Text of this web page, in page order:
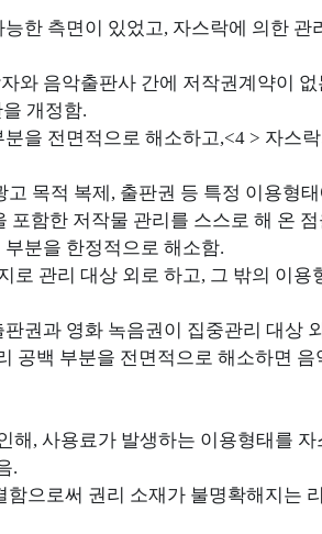
한 측면이 있었고, 자스락에 의한 관
와 음악출판사 간에 저작권계약이
개정함.
을 전면적으로 해소하고,<4 > 자스
목적 복제, 출판권 등 특정 이용형
함한 저작물 관리를 스스로 해 온
분을 한정적으로 해소함.
관리 대상 외로 하고, 그 밖의 이용
권과 영화 녹음권이 집중관리 대상
공백 부분을 전면적으로 해소하면 음
, 사용료가 발생하는 이용형태를
.
으로써 권리 소재가 불명확해지는